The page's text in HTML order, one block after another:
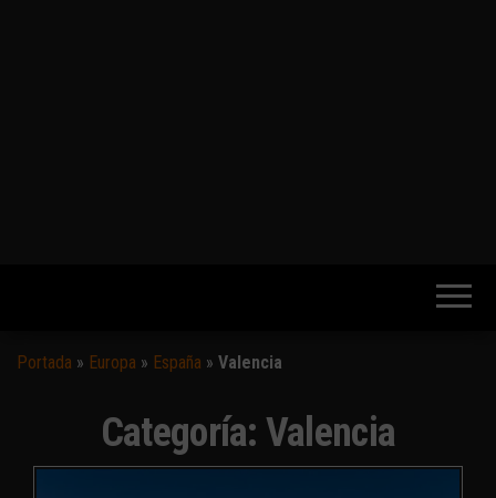
Portada » Europa » España » Valencia
Categoría: Valencia